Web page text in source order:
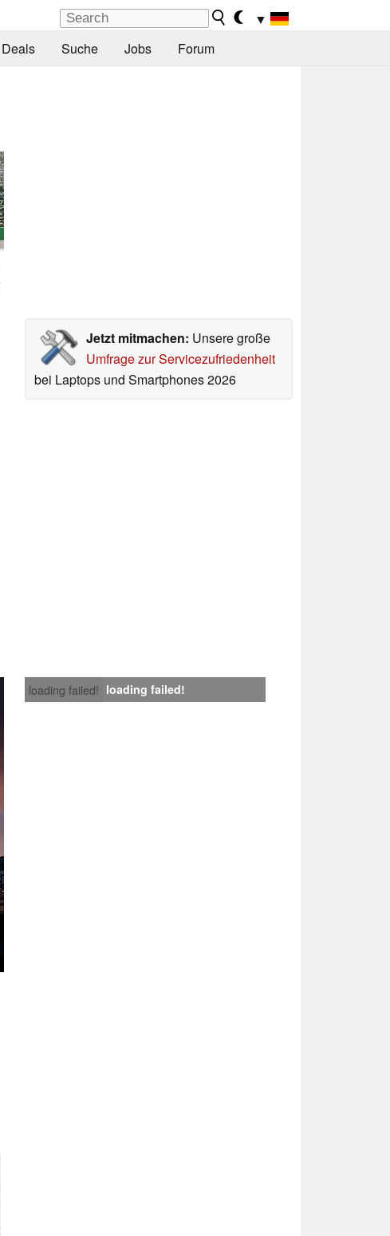
▼
Deals Suche Jobs Forum
Jetzt mitmachen: Unsere große
Umfrage zur Servicezufriedenheit
bei Laptops und Smartphones 2026
loading failed! loading failed!